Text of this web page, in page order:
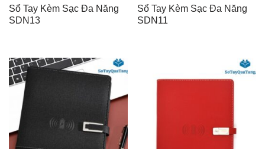
Sổ Tay Kèm Sạc Đa Năng
SDN13
Sổ Tay Kèm Sạc Đa Năng
SDN11